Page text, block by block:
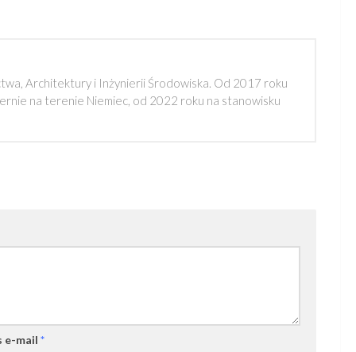
Architektury i Inżynierii Środowiska. Od 2017 roku
na terenie Niemiec, od 2022 roku na stanowisku
e-mail*